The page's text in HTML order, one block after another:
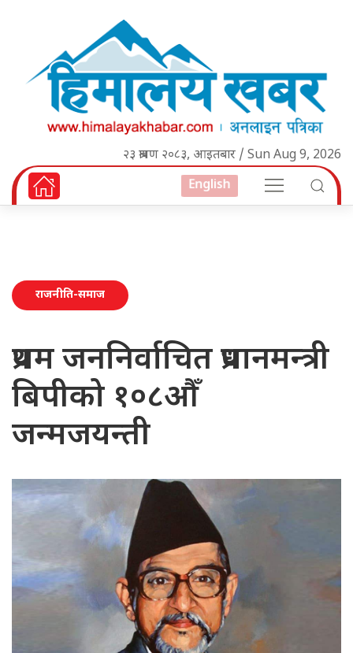
२३ श्रावण २०८३, आइतबार / Sun Aug 9, 2026
English
राजनीति-समाज
प्रथम जननिर्वाचित प्रधानमन्त्री
बिपीको १०८औँ
जन्मजयन्ती